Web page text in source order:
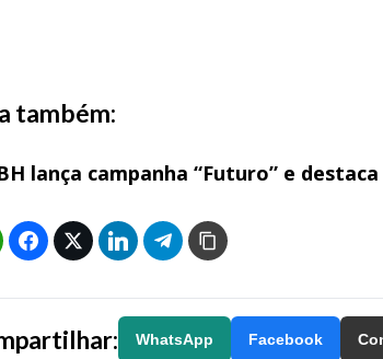
também:
lança campanha “Futuro” e
WhatsApp Facebook